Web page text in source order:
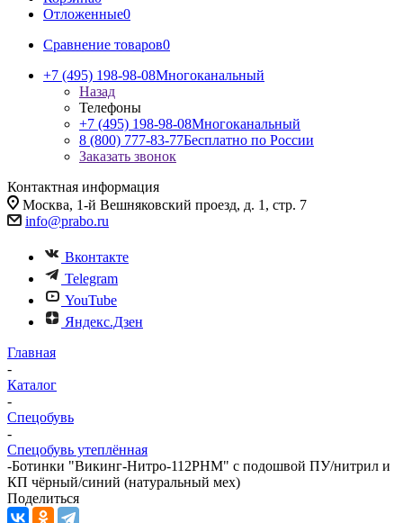
Отложенные0
Сравнение товаров0
+7 (495) 198-98-08Многоканальный
Назад
Телефоны
+7 (495) 198-98-08Многоканальный
8 (800) 777-83-77Бесплатно по России
Заказать звонок
Контактная информация
Москва, 1-й Вешняковский проезд, д. 1, стр. 7
info@prabo.ru
Вконтакте
Telegram
YouTube
Яндекс.Дзен
Главная
-
Каталог
-
Спецобувь
-
Спецобувь утеплённая
-Ботинки "Викинг-Нитро-112РНМ" с подошвой ПУ/нитрил и
КП чёрный/синий (натуральный мех)
Поделиться